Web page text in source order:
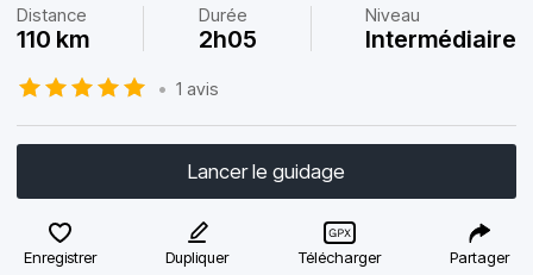
Distance
110 km
Durée
2h05
Niveau
Intermédiaire
• 1 avis
Lancer le guidage
Enregistrer Dupliquer Télécharger Partager